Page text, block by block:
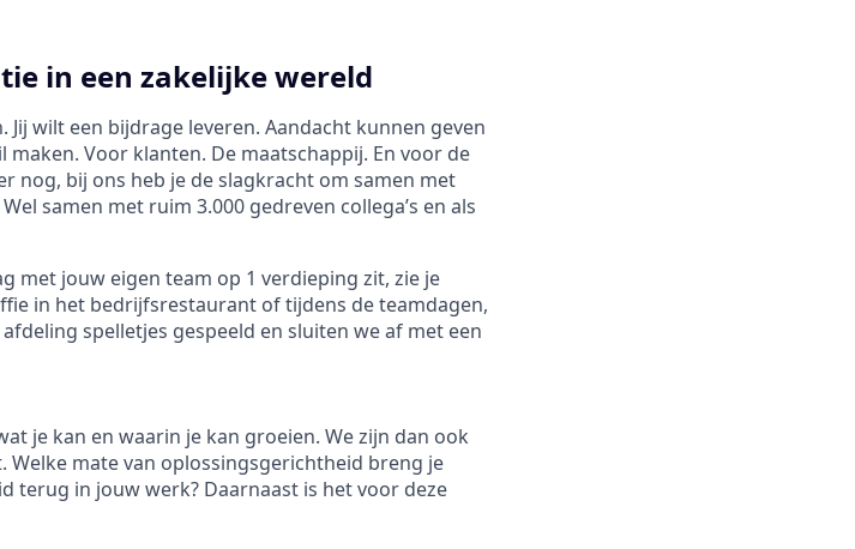
in een zakelijke wereld
wilt een bijdrage leveren. Aandacht kunnen geven
Voor klanten. De maatschappij. En voor de
nog, bij ons heb je de slagkracht om samen met
samen met ruim 3.000 gedreven collega’s en als
met jouw eigen team op 1 verdieping zit, zie je
in het bedrijfsrestaurant of tijdens de teamdagen,
spelletjes gespeeld en sluiten we af met een
je kan en waarin je kan groeien. We zijn dan ook
mate van oplossingsgerichtheid breng je
terug in jouw werk? Daarnaast is het voor deze